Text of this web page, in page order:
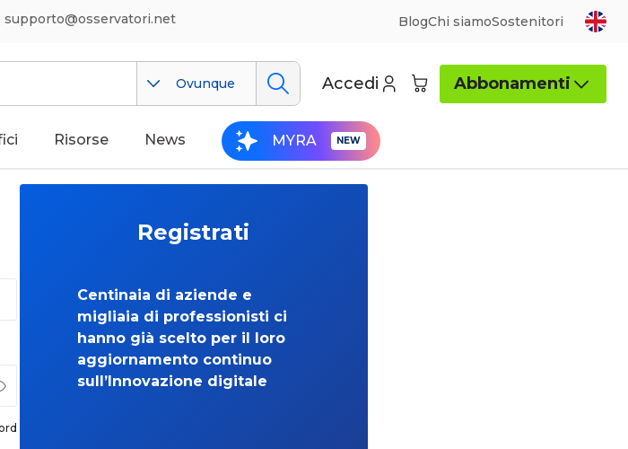
supporto@osservatori.net BlogChi siamoSostenitori
Ovunque Accedi Abbonamenti
Risorse News MYRA
Registrati
Centinaia di aziende e
migliaia di professionisti ci
hanno già scelto per il loro
aggiornamento continuo
sull’Innovazione digitale